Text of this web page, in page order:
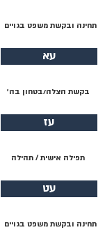
תחינה ובקשת משפט בגויים
עא
בקשת הצלה/בטחון בה׳
עז
תפילה אישית / תהילה
עט
תחינה ובקשת משפט בגויים